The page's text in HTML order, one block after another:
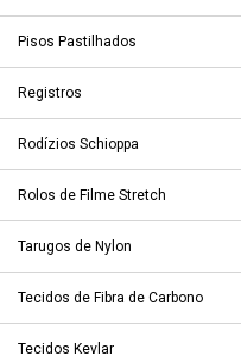
Pisos Pastilhados
Registros
Rodízios Schioppa
Rolos de Filme Stretch
Tarugos de Nylon
Tecidos de Fibra de Carbono
Tecidos Kevlar